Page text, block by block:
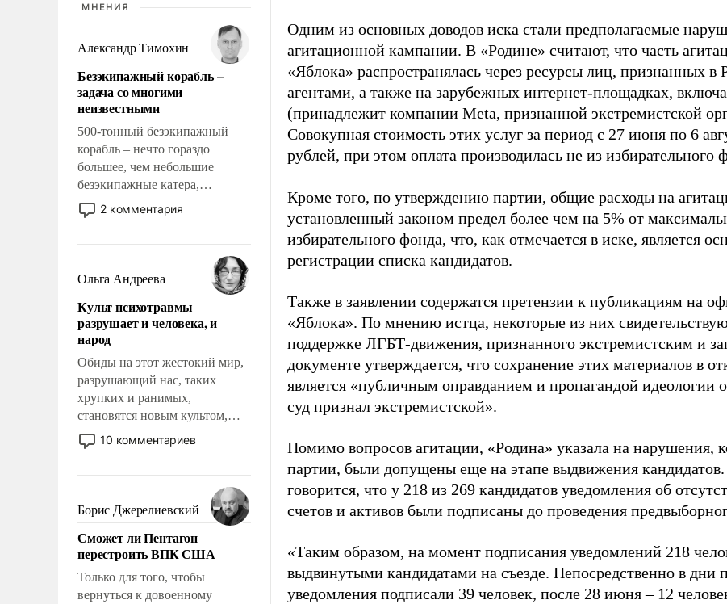
МНЕНИЯ
Александр Тимохин
Безэкипажный корабль –
задача со многими
неизвестными
500-тонный безэкипажный
корабль – нечто гораздо
большее, чем небольшие
безэкипажные катера,
применение которых уже
стало обыденностью. Задача по
сложна и амбициозна. Однако
и ее реализация радикально
поднимет наши боевые
возможности.
2 комментария
Ольга Андреева
Культ психотравмы
разрушает и человека, и
народ
Обиды на этот жестокий мир,
разрушающий нас, таких
хрупких и ранимых,
становятся новым культом,
постепенно вытесняя и
отменяя традиционное
мужественным и твердым под
ударами судьбы, брать на себя
ответственность, помогать
слабым, идти вперед и
адаптироваться.
10 комментариев
Борис Джерелиевский
Сможет ли Пентагон
перестроить ВПК США
Только для того, чтобы
вернуться к довоенному
Одним из основных доводов иска стали предполагаемые
агитационной кампании. В «Родине» считают, что часть
«Яблока» распространялась через ресурсы лиц, признанных
агентами, а также на зарубежных интернет-площадках,
(принадлежит компании Meta, признанной экстремистской
Совокупная стоимость этих услуг за период с 27 июня по 6
рублей, при этом оплата производилась не из избирательного
Кроме того, по утверждению партии, общие расходы на
установленный законом предел более чем на 5% от
избирательного фонда, что, как отмечается в иске, является
регистрации списка кандидатов.
Также в заявлении содержатся претензии к публикациям на
«Яблока». По мнению истца, некоторые из них
поддержке ЛГБТ-движения, признанного экстремистским и
документе утверждается, что сохранение этих материалов в
является «публичным оправданием и пропагандой идеологии
суд признал экстремистской».
Помимо вопросов агитации, «Родина» указала на нарушения,
партии, были допущены еще на этапе выдвижения кандидатов.
говорится, что у 218 из 269 кандидатов уведомления об
счетов и активов были подписаны до проведения
«Таким образом, на момент подписания уведомлений 218
выдвинутыми кандидатами на съезде. Непосредственно в дни
уведомления подписали 39 человек, после 28 июня – 12